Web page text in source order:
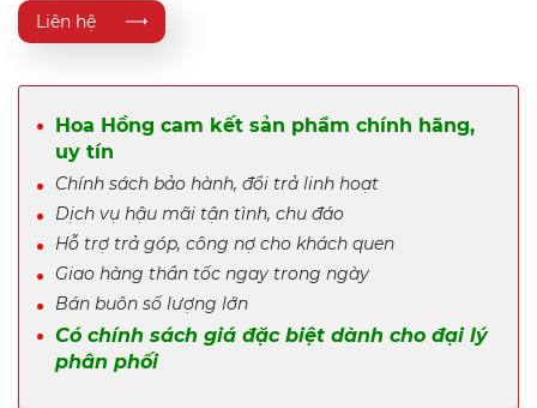
Liên hệ
Hoa Hồng cam kết sản phẩm chính hãng,
uy tín
Chính sách bảo hành, đổi trả linh hoạt
Dịch vụ hậu mãi tận tình, chu đáo
Hỗ trợ trả góp, công nợ cho khách quen
Giao hàng thần tốc ngay trong ngày
Bán buôn số lượng lớn
Có chính sách giá đặc biệt dành cho đại lý
phân phối